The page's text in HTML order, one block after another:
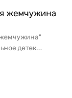
жемчужина
жемчужина"
детек...